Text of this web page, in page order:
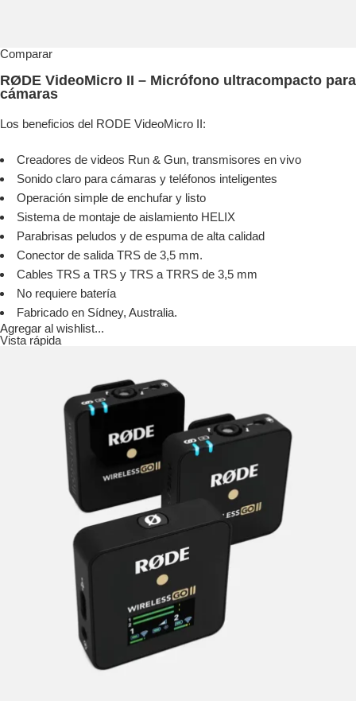
Comparar
RØDE VideoMicro II – Micrófono ultracompacto para
cámaras
Los beneficios del RODE VideoMicro II:
Creadores de videos Run & Gun, transmisores en vivo
Sonido claro para cámaras y teléfonos inteligentes
Operación simple de enchufar y listo
Sistema de montaje de aislamiento HELIX
Parabrisas peludos y de espuma de alta calidad
Conector de salida TRS de 3,5 mm.
Cables TRS a TRS y TRS a TRRS de 3,5 mm
No requiere batería
Fabricado en Sídney, Australia.
Agregar al wishlist...
Vista rápida